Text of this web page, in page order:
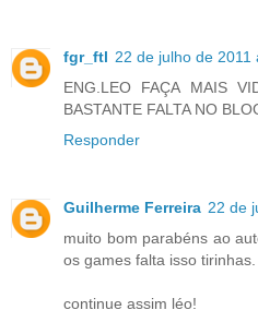
fgr_ftl 22 de julho de 2011
ENG.LEO FAÇA MAIS
BASTANTE FALTA NO
Responder
Guilherme Ferreira 22 de
muito bom parabéns ao
os games falta isso tirinhas.
continue assim léo!